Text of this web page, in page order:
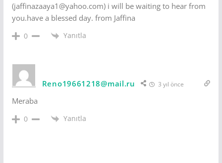
(jaffinazaaya1@yahoo.com) i will be waiting to hear from
you.have a blessed day. from Jaffina
0 Yanıtla
Reno19661218@mail.ru 3 yıl önce
Meraba
0 Yanıtla